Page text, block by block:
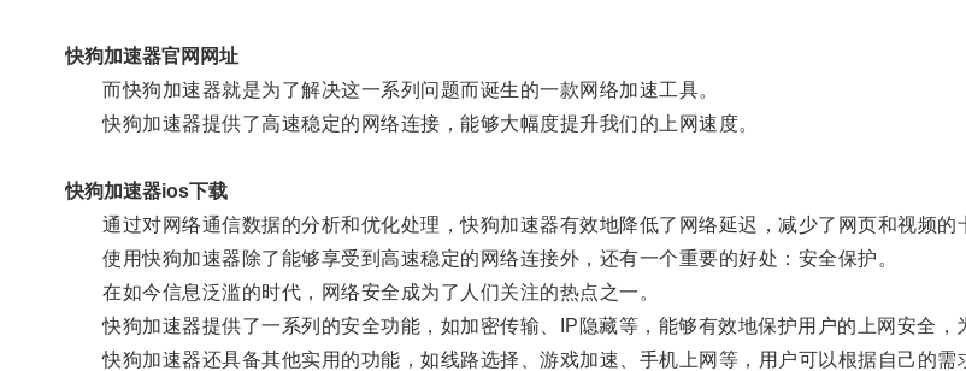
快狗加速器官网网址
而快狗加速器就是为了解决这一系列问题而诞生的一款网络加速工具。
快狗加速器提供了高速稳定的网络连接，能够大幅度提升我们的上网速度。
快狗加速器ios下载
通过对网络通信数据的分析和优化处理，快狗加速器有效地降低了网络延迟，减少了网页和视频的
使用快狗加速器除了能够享受到高速稳定的网络连接外，还有一个重要的好处：安全保护。
在如今信息泛滥的时代，网络安全成为了人们关注的热点之一。
快狗加速器提供了一系列的安全功能，如加密传输、IP隐藏等，能够有效地保护用户的上网安全，
快狗加速器还具备其他实用的功能，如线路选择、游戏加速、手机上网等，用户可以根据自己的需